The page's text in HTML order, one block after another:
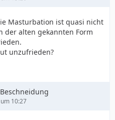
Masturbation ist quasi nicht
alten gekannten Form
unzufrieden?
10:27